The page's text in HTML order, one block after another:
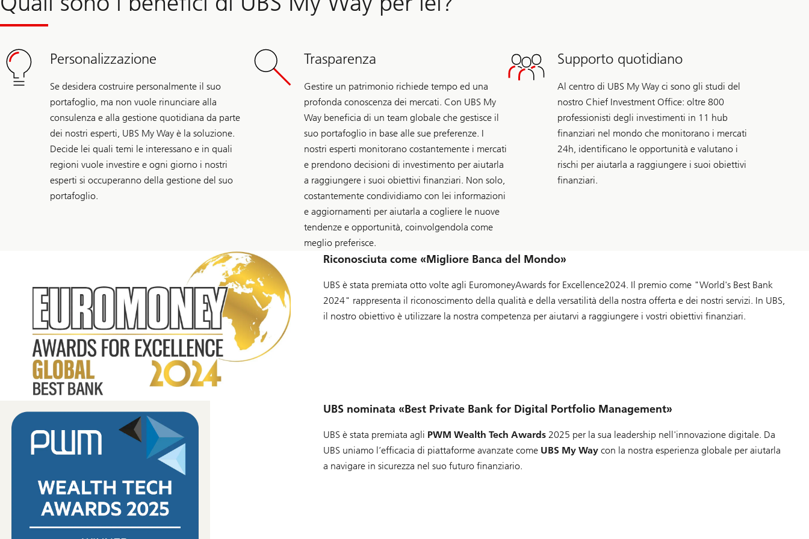
Personalizzazione
Se desidera costruire personalmente il suo
portafoglio, ma non vuole rinunciare alla
consulenza e alla gestione quotidiana da parte
dei nostri esperti, UBS My Way è la soluzione.
Decide lei quali temi le interessano e in quali
regioni vuole investire e ogni giorno i nostri
esperti si occuperanno della gestione del suo
portafoglio.
Trasparenza
Gestire un patrimonio richiede tempo ed una
profonda conoscenza dei mercati. Con UBS My
Way beneficia di un team globale che gestisce il
suo portafoglio in base alle sue preferenze. I
nostri esperti monitorano costantemente i mercati
e prendono decisioni di investimento per aiutarla
a raggiungere i suoi obiettivi finanziari. Non solo,
costantemente condividiamo con lei informazioni
e aggiornamenti per aiutarla a cogliere le nuove
tendenze e opportunità, coinvolgendola come
meglio preferisce.
Supporto quotidiano
Al centro di UBS My Way ci sono gli studi del
nostro Chief Investment Office: oltre 800
professionisti degli investimenti in 11 hub
finanziari nel mondo che monitorano i mercati
24h, identificano le opportunità e valutano i
rischi per aiutarla a raggiungere i suoi obiettivi
finanziari.
Riconosciuta come «Migliore Banca del Mondo»
UBS è stata premiata otto volte agli EuromoneyAwards for Excellence2024. Il premio come "World's Best Bank
2024" rappresenta il riconoscimento della qualità e della versatilità della nostra offerta e dei nostri servizi. In UBS,
il nostro obiettivo è utilizzare la nostra competenza per aiutarvi a raggiungere i vostri obiettivi finanziari.
UBS nominata «Best Private Bank for Digital Portfolio Management»
UBS è stata premiata agli PWM Wealth Tech Awards2025 per la sua leadership nell'innovazione digitale. Da
UBS uniamo l’efficacia di piattaforme avanzate come UBS My Waycon la nostra esperienza globale per aiutarla
a navigare in sicurezza nel suo futuro finanziario.